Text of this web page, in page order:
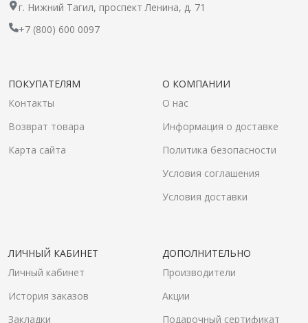
г. Нижний Тагил, проспект Ленина, д. 71
+7 (800) 600 0097
ПОКУПАТЕЛЯМ
Контакты
Возврат товара
Карта сайта
О КОМПАНИИ
О нас
Информация о доставке
Политика безопасности
Условия соглашения
Условия доставки
ЛИЧНЫЙ КАБИНЕТ
Личный кабинет
История заказов
Закладки
ДОПОЛНИТЕЛЬНО
Производители
Акции
Подарочный сертификат